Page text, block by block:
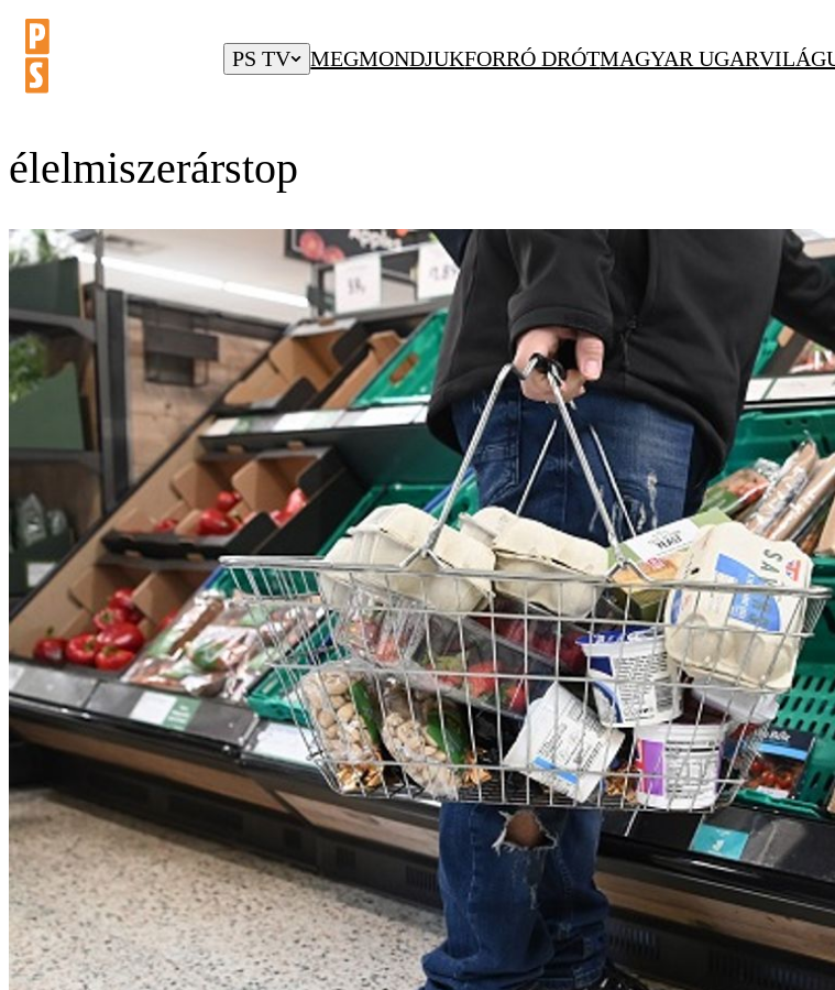
PS TV MEGMONDJUKFORRÓ DRÓTMAGYAR UGAR
élelmiszerárstop